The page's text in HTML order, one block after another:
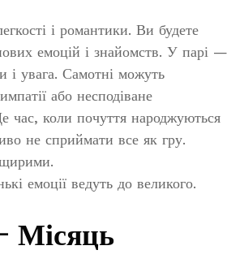
і романтики. Ви будете
емоцій і знайомств. У парі —
і увага. Самотні можуть
або несподіване
час, коли почуття народжуються
не сприймати все як гру.
щирими.
емоції ведуть до великого.
Місяць